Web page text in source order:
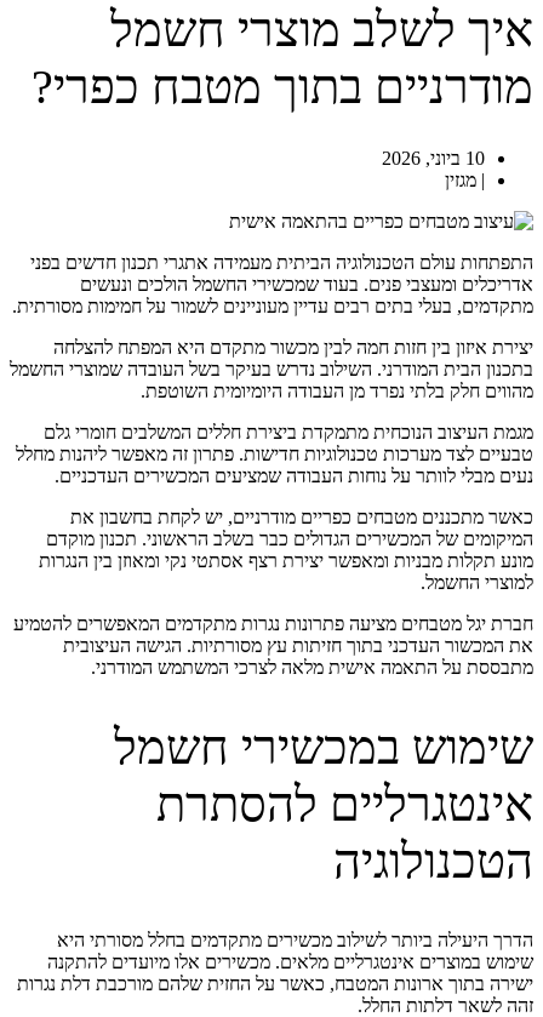
איך לשלב מוצרי חשמל
מודרניים בתוך מטבח כפרי?
10 ביוני, 2026
| מגזין
התפתחות עולם הטכנולוגיה הביתית מעמידה אתגרי תכנון חדשים בפני
אדריכלים ומעצבי פנים. בעוד שמכשירי החשמל הולכים ונעשים
מתקדמים, בעלי בתים רבים עדיין מעוניינים לשמור על חמימות מסורתית.
יצירת איזון בין חזות חמה לבין מכשור מתקדם היא המפתח להצלחה
בתכנון הבית המודרני. השילוב נדרש בעיקר בשל העובדה שמוצרי החשמל
מהווים חלק בלתי נפרד מן העבודה היומיומית השוטפת.
מגמת העיצוב הנוכחית מתמקדת ביצירת חללים המשלבים חומרי גלם
טבעיים לצד מערכות טכנולוגיות חדישות. פתרון זה מאפשר ליהנות מחלל
נעים מבלי לוותר על נוחות העבודה שמציעים המכשירים העדכניים.
כאשר מתכננים מטבחים כפריים מודרניים, יש לקחת בחשבון את
המיקומים של המכשירים הגדולים כבר בשלב הראשוני. תכנון מוקדם
מונע תקלות מבניות ומאפשר יצירת רצף אסתטי נקי ומאוזן בין הנגרות
למוצרי החשמל.
חברת יגל מטבחים מציעה פתרונות נגרות מתקדמים המאפשרים להטמיע
את המכשור העדכני בתוך חזיתות עץ מסורתיות. הגישה העיצובית
מתבססת על התאמה אישית מלאה לצרכי המשתמש המודרני.
שימוש במכשירי חשמל
אינטגרליים להסתרת
הטכנולוגיה
הדרך היעילה ביותר לשילוב מכשירים מתקדמים בחלל מסורתי היא
שימוש במוצרים אינטגרליים מלאים. מכשירים אלו מיועדים להתקנה
ישירה בתוך ארונות המטבח, כאשר על החזית שלהם מורכבת דלת נגרות
זהה לשאר דלתות החלל.